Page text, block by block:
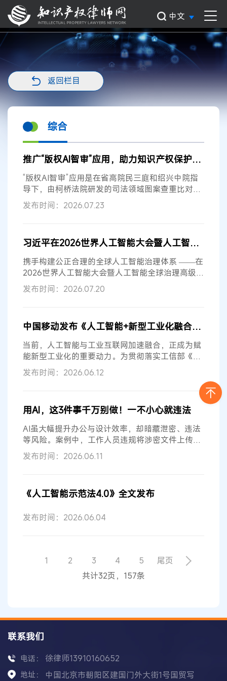
中文
返回栏目
综合
推广“版权AI智审”应用，助力知识产权保护提档升级
“版权AI智审”应用是在省高院民三庭和绍兴中院指
导下，由柯桥法院研发的司法领域图案查重比对应
用。2024年4月，最高法院启动“版...
发布时间：2026.07.23
习近平在2026世界人工智能大会暨人工智能全球治理高级别会议开幕式上的主旨讲话
携手构建公正合理的全球人工智能治理体系 ——在
2026世界人工智能大会暨人工智能全球治理高级别
会议开幕式上的主旨讲话 （2026年...
发布时间：2026.07.20
中国移动发布《人工智能+新型工业化融合应用安全解决方案》含原文
当前，人工智能与工业互联网加速融合，正成为赋
能新型工业化的重要动力。为贯彻落实工信部《工
业互联网和人工智能融合赋能行动方...
发布时间：2026.06.12
用AI，这3件事千万别做！一不小心就违法
AI虽大幅提升办公与设计效率，却暗藏泄密、违法
等风险。案例中，工作人员违规将涉密文件上传公
网AI致资料外泄，涉事者被处分，严...
发布时间：2026.06.11
《人工智能示范法4.0》全文发布
发布时间：2026.06.04
1 2 3 4 5
尾页
共计32页，157条
联系我们
电话： 徐律师13910160652
地址： 中国北京市朝阳区建国门外大街1号国贸写